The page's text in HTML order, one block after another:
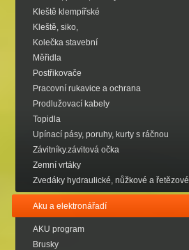
Kleště klempířské
Kleště, siko,
Kolečka stavební
Měřidla
Postřikovače
Pracovní rukavice a ochrana
Prodlužovací kabely
Topidla
Upínací pásy, poruhy, kurty s ráčnou
Závitníky.závitová očka
Zemní vrtáky
Zvedáky hydraulické, nůžkové a řetězové
Aku a elektronářadí
AKU program
Brusky